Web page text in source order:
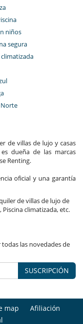
niños
segura
Norte
de villas de lujo y casas
dueña de las marcas
Renting.
oficial y una garantía
de villas de lujo de
Piscina climatizada, etc.
las novedades de
SUSCRIPCIÓN
map
Afiliación